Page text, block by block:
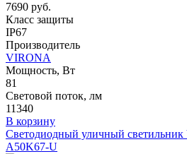
7690 руб.
Класс защиты
IP67
Производитель
VIRONA
Мощность, Вт
81
Световой поток, лм
11340
В корзину
Светодиодный уличный
A50K67-U